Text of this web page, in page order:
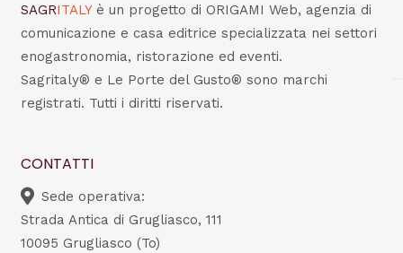
SAGRITALY è un progetto di ORIGAMI Web, agenzia di
comunicazione e casa editrice specializzata nei settori
enogastronomia, ristorazione ed eventi.
Sagritaly® e Le Porte del Gusto® sono marchi
registrati. Tutti i diritti riservati.
CONTATTI
Sede operativa:
Strada Antica di Grugliasco, 111
10095 Grugliasco (To)